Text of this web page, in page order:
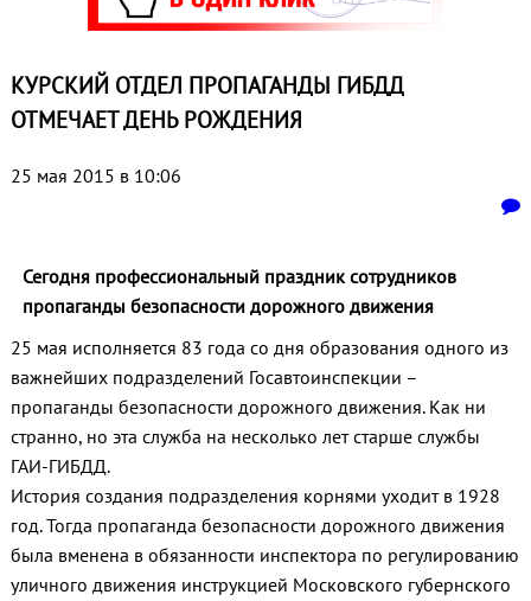
КУРСКИЙ ОТДЕЛ ПРОПАГАНДЫ ГИБДД
ОТМЕЧАЕТ ДЕНЬ РОЖДЕНИЯ
25 мая 2015 в 10:06
Сегодня профессиональный праздник сотрудников
пропаганды безопасности дорожного движения
25 мая исполняется 83 года со дня образования одного из
важнейших подразделений Госавтоинспекции –
пропаганды безопасности дорожного движения. Как ни
странно, но эта служба на несколько лет старше службы
ГАИ-ГИБДД.
История создания подразделения корнями уходит в 1928
год. Тогда пропаганда безопасности дорожного движения
была вменена в обязанности инспектора по регулированию
уличного движения инструкцией Московского губернского